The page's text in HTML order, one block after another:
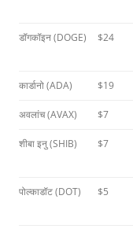
डॉगकॉइन (DOGE) $24
कार्डानो (ADA) $19
अवलांच (AVAX) $7
शीबा इनु (SHIB) $7
पोल्काडॉट (DOT) $5